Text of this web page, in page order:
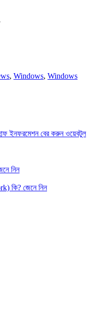
, Windows, Windows
ইনফরমেশন বের করুন ওয়েবটুল
নিন
কি? জেনে নিন